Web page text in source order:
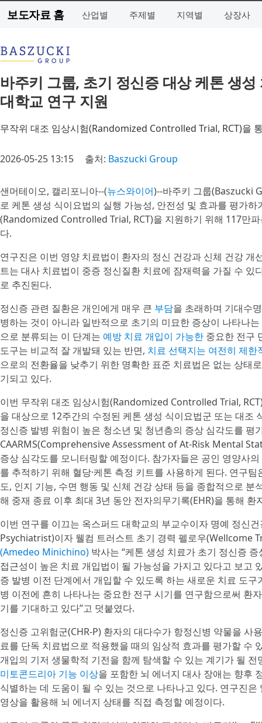
보도자료 홈 산업별 주제별 지역별 상장사
바주키 그룹, 초기 정신증 대상 케톤 생
대학교 연구 지원
무작위 대조 임상시험(Randomized Controlled Trial, RCT)을
2026-05-25 13:15 출처: Baszucki Group
샌머테이오, 캘리포니아--(뉴스와이어)--바주키 그룹(Baszucki
로 케톤 생성 식이요법의 실행 가능성, 안전성 및 효과를 평가
(Randomized Controlled Trial, RCT)을 지원하기 위해 117만
다.
연구진은 이번 영양 치료법이 환자의 정신 건강과 신체 건강
트는 대사 치료법이 중증 정신질환 치료에 잠재력을 가질 수
로 추진된다.
정신증 관련 질환은 개인에게 매우 큰 부담을 초래하며 기대수
병하는 것이 아니라 일반적으로 초기의 미묘한 증상이 나타나
으로 분류되는 이 단계는 예방 치료 개입이 가능한 중요한 전구
도구는 비교적 잘 개발돼 있는 반면, 치료 선택지는 여전히 제한
으로의 전환율을 낮추기 위한 명확한 표준 치료법은 없는 상태
기되고 있다.
이번 무작위 대조 임상시험(Randomized Controlled Trial,
을 대상으로 12주간의 수정된 케톤 생성 식이요법군 또는 대조
정신증 발병 위험이 높은 청소년 및 청년층의 증상 심각도를 평
CAARMS(Comprehensive Assessment of At-Risk Mental
증상 심각도를 모니터링할 예정이다. 참가자들은 공인 영양사
를 추적하기 위해 혈당·케톤 측정 키트를 사용하게 된다. 연구
도, 인지 기능, 수면 행동 및 신체 건강 상태 등을 종합적으로
해 중재 종료 이후 최대 3년 동안 전자의무기록(EHR)을 통해
이번 연구를 이끄는 옥스퍼드 대학교의 부교수이자 명예 정신
Psychiatrist)이자 웰컴 트러스트 초기 경력 펠로우(Wellcome
(Amedeo Minichino) 박사는 “케톤 생성 치료가 초기 정신증
접근성이 높은 치료 개입법이 될 가능성을 가지고 있다고 보고
증 발병 이전 단계에서 개입할 수 있도록 하는 새로운 치료 도
병 이전에 흔히 나타나는 중요한 전구 시기를 연구함으로써 환
기를 기대하고 있다”고 덧붙였다.
정신증 고위험군(CHR-P) 환자의 대다수가 항정신병 약물을 사
료를 단독 치료법으로 적용했을 때의 임상적 효과를 평가할 수
개입의 기저 생물학적 기전을 함께 탐색할 수 있는 계기가 될
미토콘드리아 기능 이상을 포함한 뇌 에너지 대사 장애는 향후
식별하는 데 도움이 될 수 있는 것으로 나타나고 있다. 연구진
영상을 활용해 뇌 에너지 상태를 직접 측정할 예정이다.